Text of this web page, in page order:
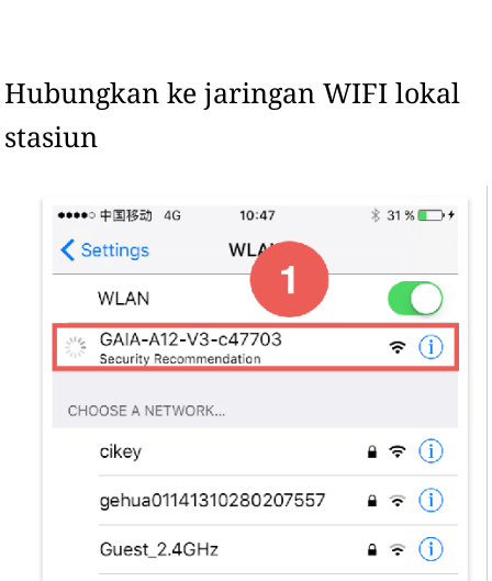
Hubungkan ke jaringan WIFI lokal
stasiun